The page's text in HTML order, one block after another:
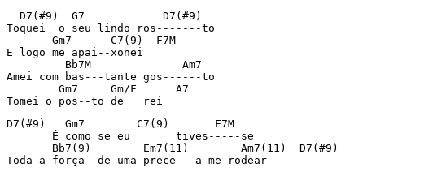
  D7(#9)  G7            D7(#9)
Toquei  o seu lindo ros-------to
       Gm7      C7(9)  F7M
E logo me apai--xonei
         Bb7M              Am7
Amei com bas---tante gos------to
        Gm7     Gm/F      A7
Tomei o pos--to de   rei
D7(#9)   Gm7        C7(9)       F7M
       É como se eu       tives-----se
       Bb7(9)        Em7(11)        Am7(11)  D7(#9)
Toda a força  de uma prece   a me rodear